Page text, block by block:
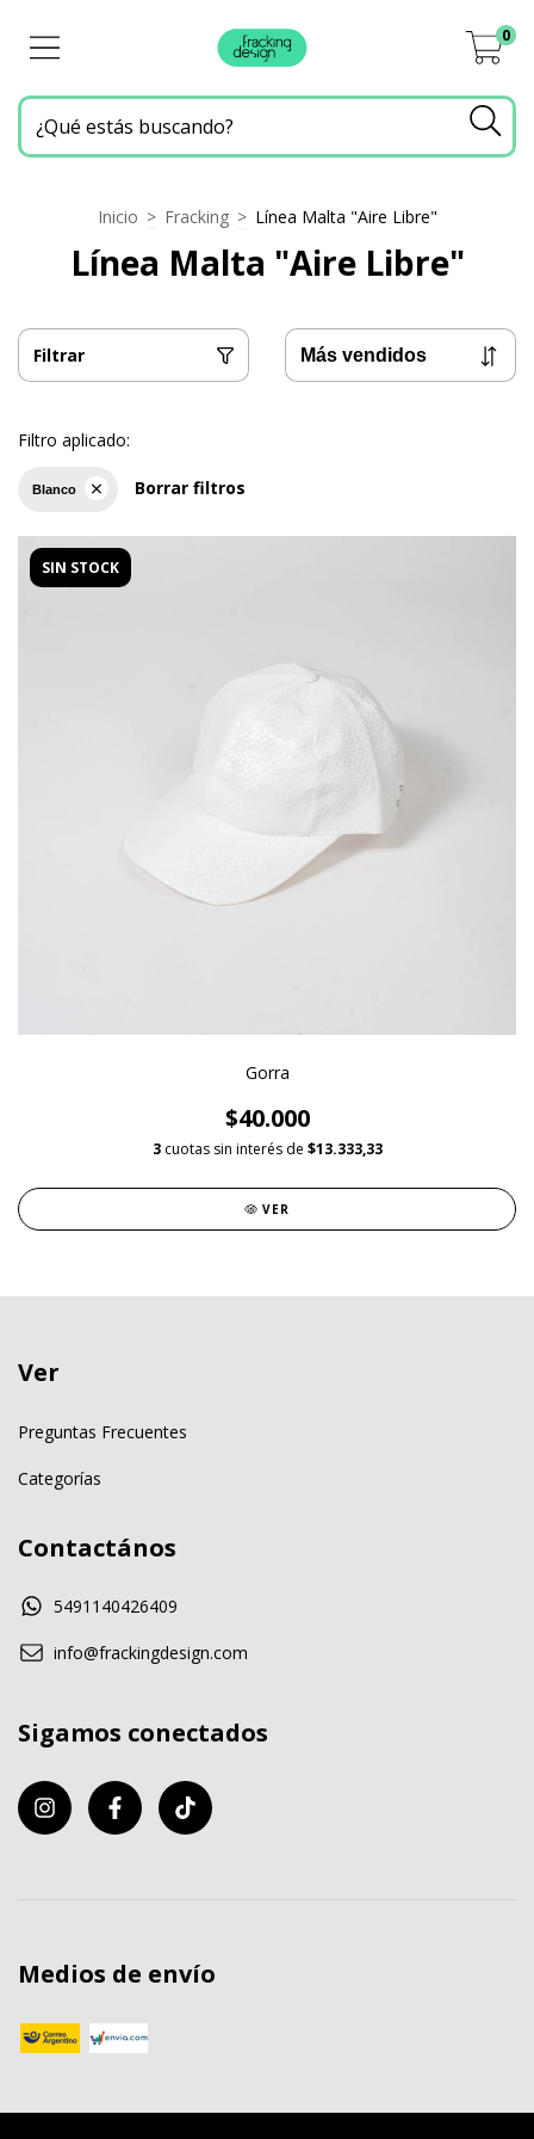
0
Inicio > Fracking > Línea Malta "Aire Libre"
Línea Malta "Aire Libre"
Filtrar
Filtro aplicado:
Blanco Borrar filtros
SIN STOCK
Gorra
$40.000
3 cuotas sin interés de $13.333,33
VER
Ver
Preguntas Frecuentes
Categorías
Contactános
5491140426409
info@frackingdesign.com
Sigamos conectados
Medios de envío